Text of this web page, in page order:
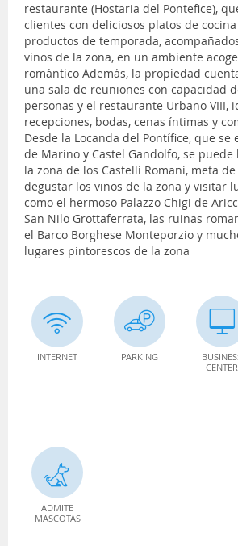
restaurante (Hostaria del Pontefice),
clientes con deliciosos platos de
productos de temporada,
vinos de la zona, en un ambiente
romántico Además, la propiedad
una sala de reuniones con capacidad
personas y el restaurante Urbano VIII,
recepciones, bodas, cenas íntimas y
Desde la Locanda del Pontífice, que se
de Marino y Castel Gandolfo, se
la zona de los Castelli Romani, meta
degustar los vinos de la zona y visitar
como el hermoso Palazzo Chigi de
San Nilo Grottaferrata, las ruinas
el Barco Borghese Monteporzio y
lugares pintorescos de la zona
INTERNET PARKING
CENTER
ADMITE
MASCOTAS